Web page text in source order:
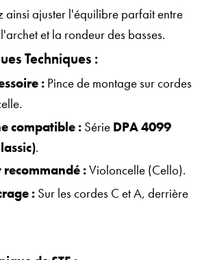
ainsi ajuster l'équilibre parfait entre
et la rondeur des basses.
Techniques :
:Pince de montage sur cordes
compatible :Série DPA 4099
.
:Violoncelle (Cello).
:Sur les cordes C et A, derrière